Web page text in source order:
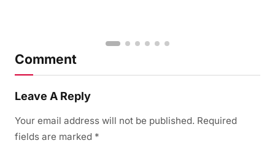
Comment
Leave A Reply
Your email address will not be published. Required
fields are marked *